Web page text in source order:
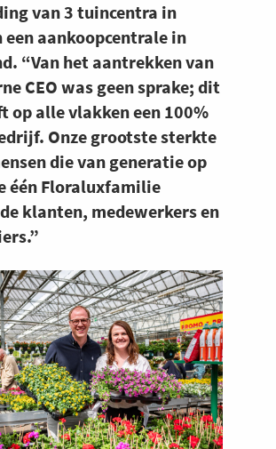
van 3 tuincentra in
een aankoopcentrale in
“Van het aantrekken van
CEO was geen sprake; dit
op alle vlakken een 100%
Onze grootste sterkte
die van generatie op
één Floraluxfamilie
klanten, medewerkers en